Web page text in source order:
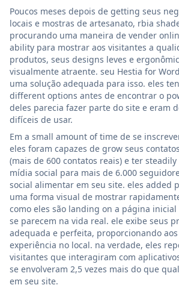
Poucos meses depois de getting seus
locais e mostras de artesanato, rbia
procurando uma maneira de vender
ability para mostrar aos visitantes a
produtos, seus designs leves e
visualmente atraente. seu Hestia for
uma solução adequada para isso. eles
different options antes de encontrar o
deles parecia fazer parte do site e eram
difíceis de usar.
Em a small amount of time de se
eles foram capazes de grow seus
(mais de 600 contatos reais) e ter
mídia social para mais de 6.000
social alimentar em seu site. eles added
uma forma visual de mostrar
como eles são landing on a página
se parecem na vida real. ele exibe seus
adequada e perfeita, proporcionando
experiência no local. na verdade, eles
visitantes que interagiram com
se envolveram 2,5 vezes mais do que
em seu site.